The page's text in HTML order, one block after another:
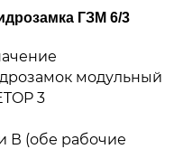
ГЗМ 6/3
модульный
3
В (обе рабочие